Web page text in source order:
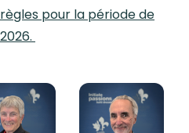
pour la période de